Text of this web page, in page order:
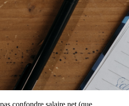
confondre salaire net (que